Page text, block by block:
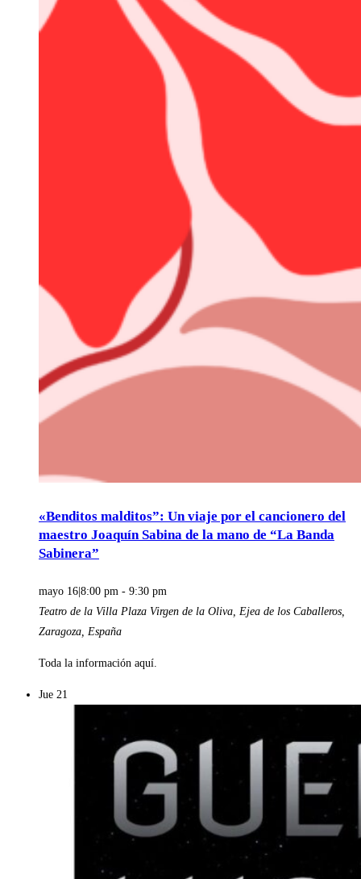
«Benditos malditos”: Un viaje por el cancionero del
maestro Joaquín Sabina de la mano de “La Banda
Sabinera”
mayo 16|8:00 pm - 9:30 pm
Teatro de la Villa Plaza Virgen de la Oliva, Ejea de los Caballeros,
Zaragoza, España
Toda la información aquí.
Jue 21